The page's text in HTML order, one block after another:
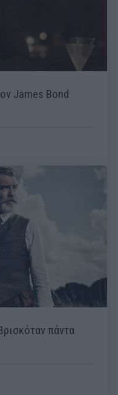
James Bond
πάντα